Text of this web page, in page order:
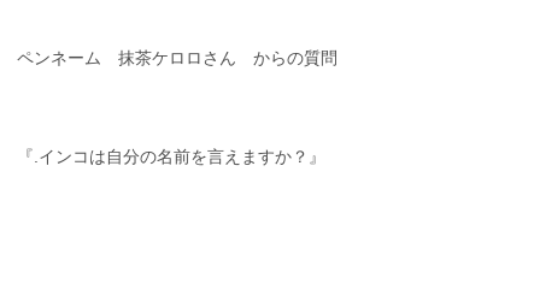
ペンネーム 抹茶ケロロさん からの質問
『.インコは自分の名前を言えますか？』